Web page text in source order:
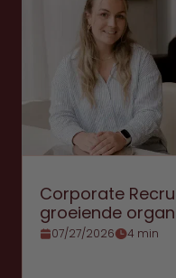
Corporate
groeiende
07/27/2026 4 min